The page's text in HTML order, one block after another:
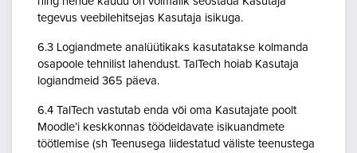
tegevus veebilehitsejas Kasutaja isikuga.
6.3 Logiandmete analüütikaks kasutatakse kolmanda
osapoole tehnilist lahendust. TalTech hoiab Kasutaja
logiandmeid 365 päeva.
6.4 TalTech vastutab enda või oma Kasutajate poolt
Moodle’i keskkonnas töödeldavate isikuandmete
töötlemise (sh Teenusega liidestatud väliste teenustega